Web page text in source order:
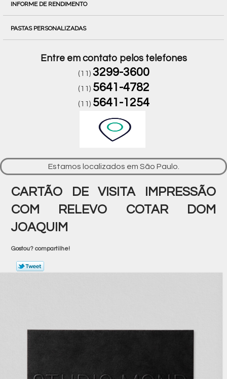
INFORME DE RENDIMENTO
PASTAS PERSONALIZADAS
Entre em contato pelos telefones
(11) 3299-3600
(11) 5641-4782
(11) 5641-1254
Estamos localizados em São Paulo.
CARTÃO DE VISITA IMPRESSÃO
COM RELEVO COTAR DOM
JOAQUIM
Gostou? compartilhe!